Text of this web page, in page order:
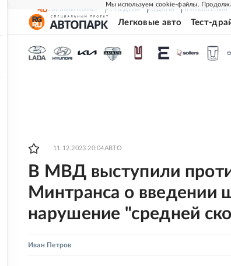
Мы используем cookie-файлы.
СВЕЖИЙ НОМЕР РГ-НЕДЕЛЯ РОДИНА ПРИЛОЖЕНИЯ
Легковые авто Тест-
11.12.2023 20:04АВТО
В МВД выступили
Минтранса о введении
нарушение "средней
Иван Петров